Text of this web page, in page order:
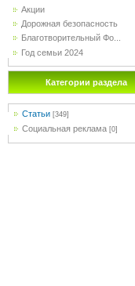
Акции
Дорожная безопасность
Благотворительный Фо...
Год семьи 2024
Категории раздела
Статьи [349]
Социальная реклама [0]